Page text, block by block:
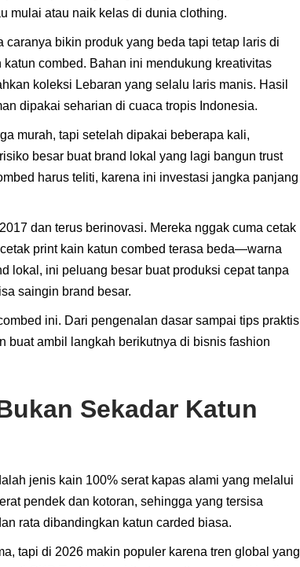
mulai atau naik kelas di dunia clothing.
caranya bikin produk yang beda tapi tetap laris di
combed. Bahan ini mendukung kreativitas
koleksi Lebaran yang selalu laris manis. Hasil
dipakai seharian di cuaca tropis Indonesia.
murah, tapi setelah dipakai beberapa kali,
besar buat brand lokal yang lagi bangun trust
harus teliti, karena ini investasi jangka panjang
dan terus berinovasi. Mereka nggak cuma cetak
print kain katun combed terasa beda—warna
lokal, ini peluang besar buat produksi cepat tanpa
saingin brand besar.
ini. Dari pengenalan dasar sampai tips praktis
buat ambil langkah berikutnya di bisnis fashion
Sekadar Katun
jenis kain 100% serat kapas alami yang melalui
pendek dan kotoran, sehingga yang tersisa
rata dibandingkan katun carded biasa.
tapi di 2026 makin populer karena tren global yang